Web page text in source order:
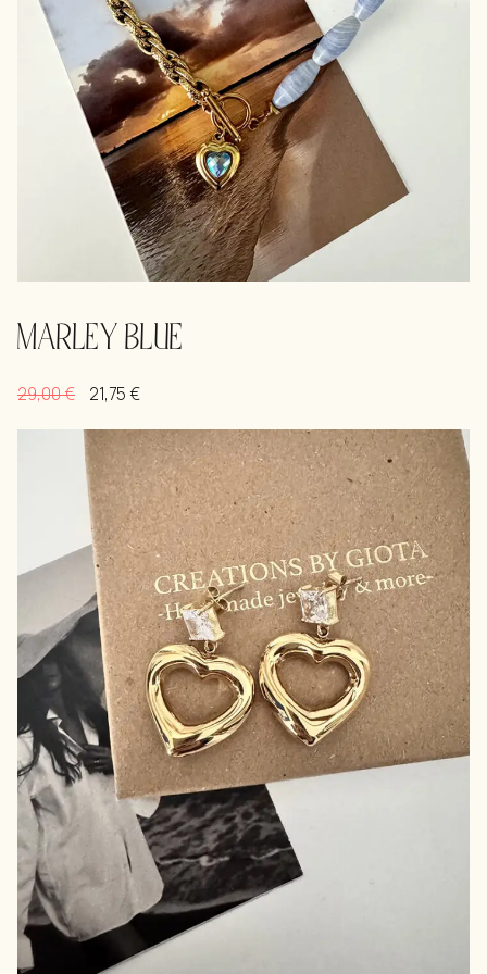
MARLEY BLUE
29,00€ 21,75€